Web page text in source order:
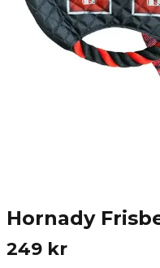
Hornady
249 kr